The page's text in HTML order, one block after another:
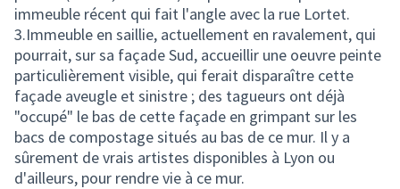
immeuble récent qui fait l'angle avec la rue Lortet.
3.Immeuble en saillie, actuellement en ravalement, qui
pourrait, sur sa façade Sud, accueillir une oeuvre peinte
particulièrement visible, qui ferait disparaître cette
façade aveugle et sinistre ; des tagueurs ont déjà
"occupé" le bas de cette façade en grimpant sur les
bacs de compostage situés au bas de ce mur. Il y a
sûrement de vrais artistes disponibles à Lyon ou
d'ailleurs, pour rendre vie à ce mur.